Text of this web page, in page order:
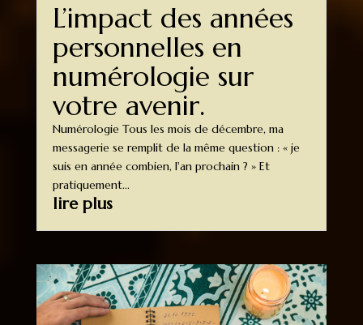
L’impact des années
personnelles en
numérologie sur
votre avenir.
Numérologie Tous les mois de décembre, ma
messagerie se remplit de la même question : « je
suis en année combien, l'an prochain ? » Et
pratiquement...
lire plus